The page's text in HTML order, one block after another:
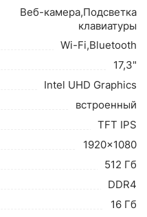
Веб-камера,Подсветка
клавиатуры
Wi-Fi,Bluetooth
17,3"
Intel UHD Graphics
встроенный
TFT IPS
1920x1080
512 Гб
DDR4
16 Гб